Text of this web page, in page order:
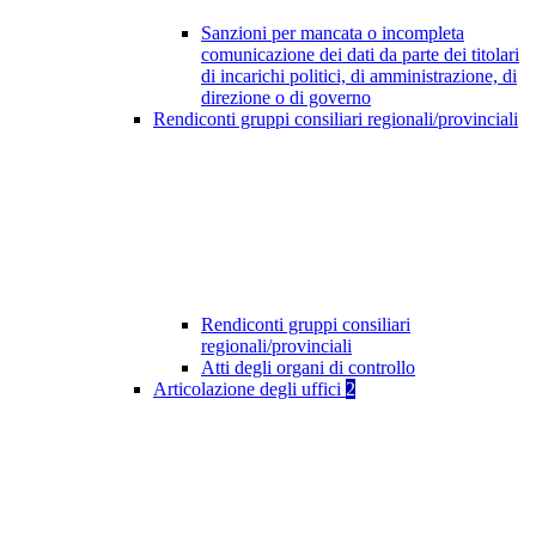
Sanzioni per mancata o incompleta
comunicazione dei dati da parte dei titolari
di incarichi politici, di amministrazione, di
direzione o di governo
Rendiconti gruppi consiliari regionali/provinciali
Rendiconti gruppi consiliari
regionali/provinciali
Atti degli organi di controllo
Articolazione degli uffici 2